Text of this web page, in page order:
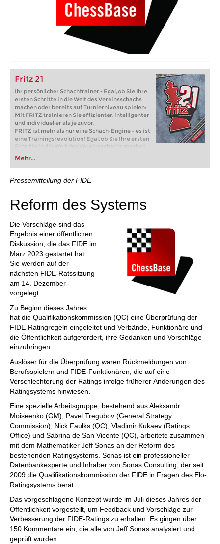
Fritz 21
Ihr persönlicher Schachtrainer - Egal, ob Sie Ihre
ersten Schritte in die Welt des Vereinsschachs
machen oder bereits auf Turnierniveau spielen:
Mit FRITZ trainieren Sie effizienter, intelligenter
und individueller als je zuvor.
FRITZ ist mehr als nur eine Schach-Engine – es ist
eine Trainingsrevolution! Egal, ob Sie Ihre ersten
Schritte in die Welt des Vereinsschachs machen
oder bereits auf Turnierniveau spielen: Mit
FRITZ trainieren Sie effizienter, intelligenter und
individueller als je zuvor.
Mehr...
Pressemitteilung der FIDE
Reform des Systems
Die Vorschläge sind das
Ergebnis einer öffentlichen
Diskussion, die das FIDE im
März 2023 gestartet hat.
Sie werden auf der
nächsten FIDE-Ratssitzung
am 14. Dezember
vorgelegt.
Zu Beginn dieses Jahres
hat die Qualifikationskommission (QC) eine Überprüfung der
FIDE-Ratingregeln eingeleitet und Verbände, Funktionäre und
die Öffentlichkeit aufgefordert, ihre Gedanken und Vorschläge
einzubringen.
Auslöser für die Überprüfung waren Rückmeldungen von
Berufsspielern und FIDE-Funktionären, die auf eine
Verschlechterung der Ratings infolge früherer Änderungen des
Ratingsystems hinwiesen.
Eine spezielle Arbeitsgruppe, bestehend aus Aleksandr
Moiseenko (GM), Pavel Tregubov (General Strategy
Commission), Nick Faulks (QC), Vladimir Kukaev (Ratings
Office) und Sabrina de San Vicente (QC), arbeitete zusammen
mit dem Mathematiker Jeff Sonas an der Reform des
bestehenden Ratingsystems. Sonas ist ein professioneller
Datenbankexperte und Inhaber von Sonas Consulting, der seit
2009 die Qualifikationskommission der FIDE in Fragen des Elo-
Ratingsystems berät.
Das vorgeschlagene Konzept wurde im Juli dieses Jahres der
Öffentlichkeit vorgestellt, um Feedback und Vorschläge zur
Verbesserung der FIDE-Ratings zu erhalten. Es gingen über
150 Kommentare ein, die alle von Jeff Sonas analysiert und
geprüft wurden.